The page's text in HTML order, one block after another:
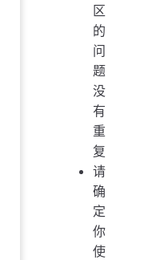
区
的
问
题
没
有
重
复
请
确
定
你
使